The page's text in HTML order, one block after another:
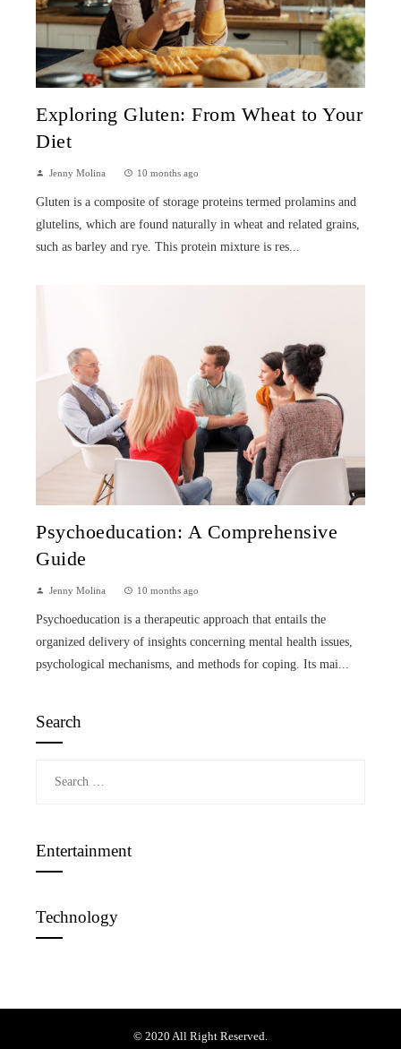
Exploring Gluten: From Wheat to Your
Diet
Jenny Molina 10 months ago
Gluten is a composite of storage proteins termed prolamins and
glutelins, which are found naturally in wheat and related grains,
such as barley and rye. This protein mixture is res...
Psychoeducation: A Comprehensive
Guide
Jenny Molina 10 months ago
Psychoeducation is a therapeutic approach that entails the
organized delivery of insights concerning mental health issues,
psychological mechanisms, and methods for coping. Its mai...
Search
Entertainment
Technology
© 2020 All Right Reserved.